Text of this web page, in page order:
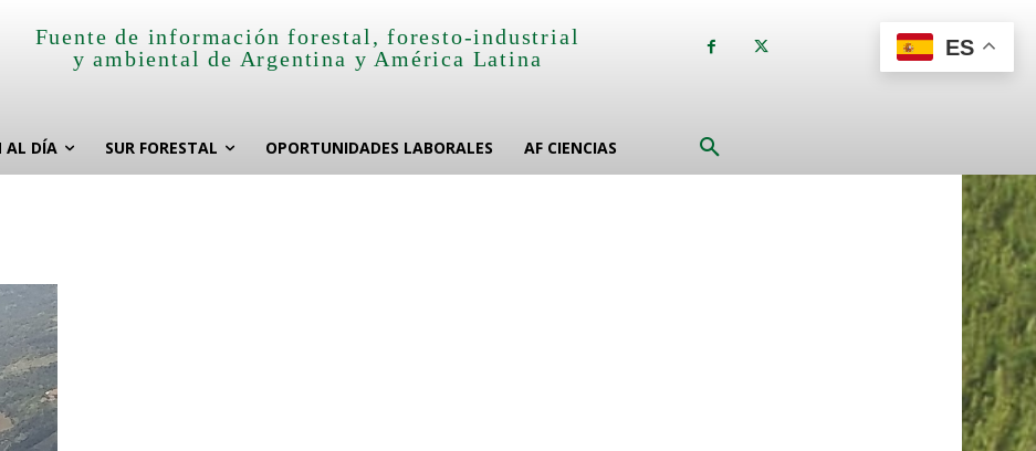
Fuente de información forestal, foresto-industrial
y ambiental de Argentina y América Latina
AL DÍA SUR FORESTAL OPORTUNIDADES LABORALES AF CIENCIAS
ES